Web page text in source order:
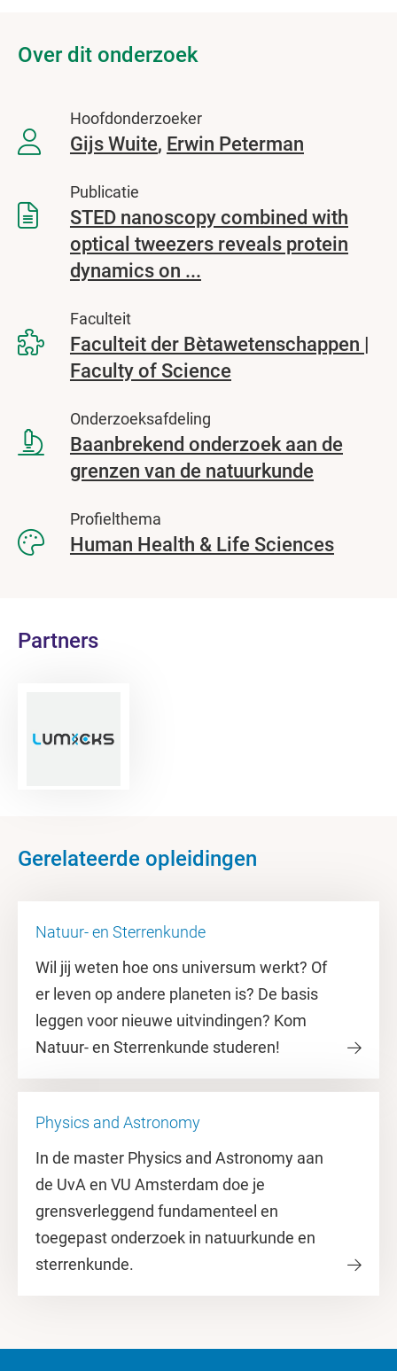
Over dit onderzoek
Hoofdonderzoeker
Gijs Wuite Erwin Peterman
Publicatie
STED nanoscopy combined with
optical tweezers reveals protein
dynamics on ...
Faculteit
Faculteit der Bètawetenschappen |
Faculty of Science
Onderzoeksafdeling
Baanbrekend onderzoek aan de
grenzen van de natuurkunde
Profielthema
Human Health & Life Sciences
Partners
Gerelateerde opleidingen
Natuur- en Sterrenkunde
Wil jij weten hoe ons universum werkt? Of
er leven op andere planeten is? De basis
leggen voor nieuwe uitvindingen? Kom
Natuur- en Sterrenkunde studeren!
Physics and Astronomy
In de master Physics and Astronomy aan
de UvA en VU Amsterdam doe je
grensverleggend fundamenteel en
toegepast onderzoek in natuurkunde en
sterrenkunde.